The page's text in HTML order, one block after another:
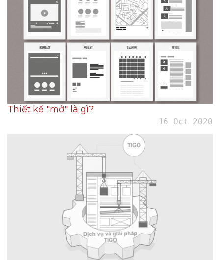
Thiết kế "mở" là gì?
16 Oct 2020